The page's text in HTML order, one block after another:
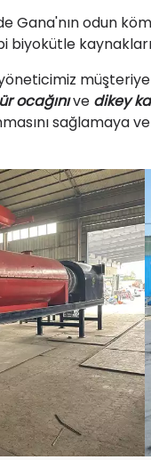
Gana'nın odun
biyokütle
yöneticimiz
ocağınıve dikey
sağlamaya